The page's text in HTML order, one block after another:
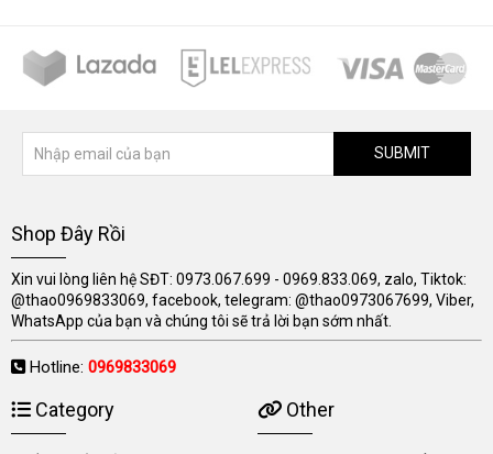
SUBMIT
Shop Đây Rồi
Xin vui lòng liên hệ SĐT: 0973.067.699 - 0969.833.069, zalo, Tiktok:
@thao0969833069, facebook, telegram: @thao0973067699, Viber,
WhatsApp của bạn và chúng tôi sẽ trả lời bạn sớm nhất.
Hotline: 0969833069
Category Other